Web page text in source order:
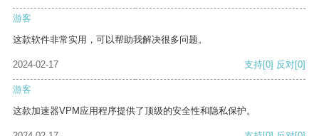
游客
这款软件非常实用，可以帮助我解决很多问题。
2024-02-17 支持[0] 反对[0]
游客
这款加速器VPM应用程序提供了顶级的安全性和隐私保护。